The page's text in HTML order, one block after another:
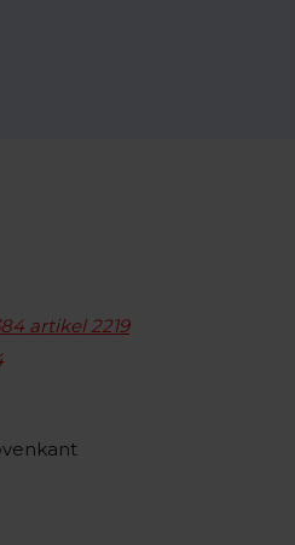
artikel 2219